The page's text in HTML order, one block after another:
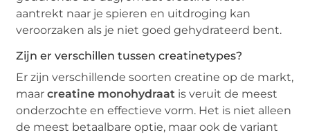
aantrekt naar je spieren en uitdroging kan
veroorzaken als je niet goed gehydrateerd bent.
Zijn er verschillen tussen creatinetypes?
Er zijn verschillende soorten creatine op de markt,
maarcreatine monohydraat is veruit de meest
onderzochte en effectieve vorm. Het is niet alleen
de meest betaalbare optie, maar ook de variant